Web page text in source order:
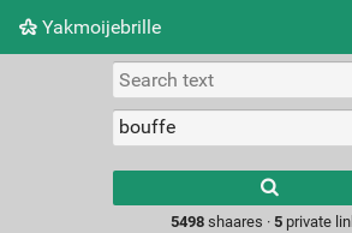
Yakmoijebrille
Picture wall
5498shaares · 5private